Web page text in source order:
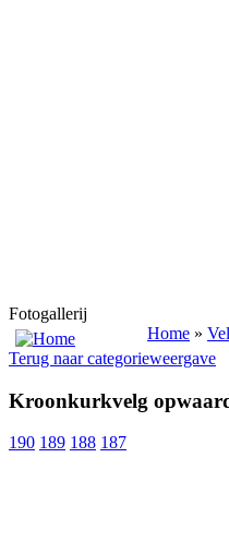
Fotogallerij
Home »
Terug naar categorieweergave
Kroonkurkvelg
190 189 188 187